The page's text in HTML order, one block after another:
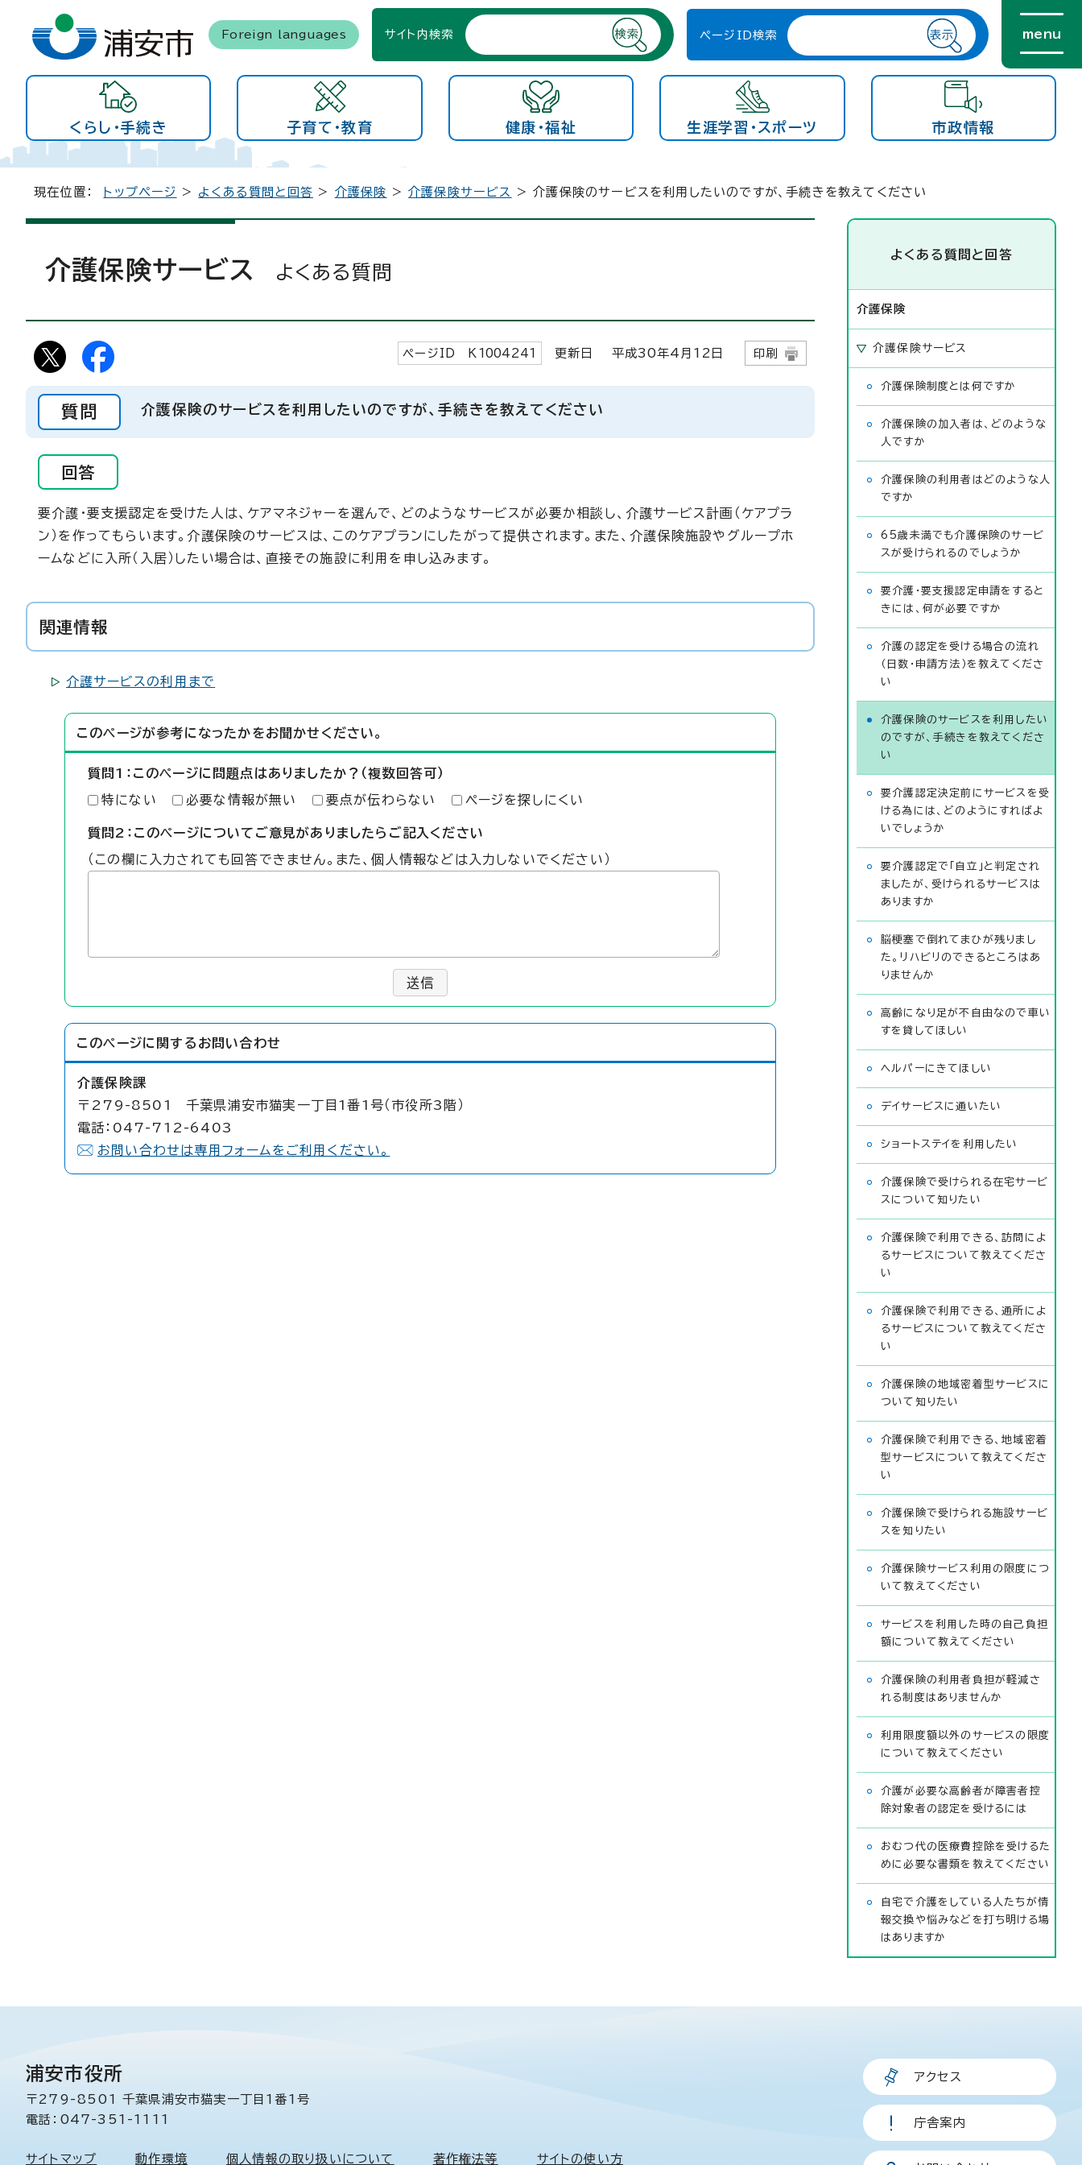
Foreign languages サイト内検索 ページID検索 menu
くらし・手続き 子育て・教育 健康・福祉 生涯学習・スポーツ 市政情報
現在位置： トップページ > よくある質問と回答 > 介護保険 >介護保険サービス > 介護保険のサービスを利用したいのですが、手続きを教えてください
介護保険サービス よくある質問
ページID K 1004241 更新日 平成30年4月 12 日 印刷
質問 介護保険のサービスを利用したいのですが、手続きを教えてください
回答
要介護・要支援認定を受けた人は、ケアマネジャーを選んで、どのようなサービスが必要か相談し、介護サービス計画（ケアプラ
ン）を作ってもらいます。介護保険のサービスは、このケアプランにしたがって提供されます。また、介護保険施設やグループホ
ームなどに入所（入居）したい場合は、直接その施設に利用を申し込みます。
関連情報
介護サービスの利用まで
このページが参考になったかをお聞かせください。
質問1：このページに問題点はありましたか？（複数回答可）
特にない 必要な情報が無い 要点が伝わらない ページを探しにくい
質問2：このページについてご意見がありましたらご記入ください
（この欄に入力されても回答できません。また、個人情報などは入力しないでください）
送信
このページに関する お問い合わせ
介護保険課
〒279-8501 千葉県浦安市猫実一丁目1番1号（市役所3階）
電話：047-712-6403
お問い合わせは専用フォームをご利用ください。
よくある質問と回答
介護保険
介護保険サービス
介護保険制度とは何ですか
介護保険の加入者は、どのような
人ですか
介護保険の利用者はどのような人
ですか
65歳未満でも介護保険のサービ
スが受けられるのでしょうか
要介護・要支援認定申請をすると
きには、何が必要ですか
介護の認定を受ける場合の流れ
（日数・申請方法）を教えてくださ
い
介護保険のサービスを利用したい
のですが、手続きを教えてくださ
い
要介護認定決定前にサービスを受
ける為には、どのようにすればよ
いでしょうか
要介護認定で「自立」と判定され
ましたが、受けられるサービスは
ありますか
脳梗塞で倒れてまひが残りまし
た。リハビリのできるところはあ
りませんか
高齢になり足が不自由なので車い
すを貸してほしい
ヘルパーにきてほしい
デイサービスに通いたい
ショートステイを利用したい
介護保険で受けられる在宅サービ
スについて知りたい
介護保険で利用できる、訪問によ
るサービスについて教えてくださ
い
介護保険で利用できる、通所によ
るサービスについて教えてくださ
い
介護保険の地域密着型サービスに
ついて知りたい
介護保険で利用できる、地域密着
型サービスについて教えてくださ
い
介護保険で受けられる施設サービ
スを知りたい
介護保険サービス利用の限度につ
いて教えてください
サービスを利用した時の自己負担
額について教えてください
介護保険の利用者負担が軽減さ
れる制度はありませんか
利用限度額以外のサービスの限度
について教えてください
介護が必要な高齢者が障害者控
除対象者の認定を受けるには
おむつ代の医療費控除を受けるた
めに必要な書類を教えてください
自宅で介護をしている人たちが情
報交換や悩みなどを打ち明ける場
はありますか
浦安市役所
〒279-8501 千葉県浦安市猫実一丁目1番1号
電話：047-351-1111
サイトマップ 動作環境 個人情報の取り扱いについて 著作権法等 サイトの使い方
アクセス
庁舎案内